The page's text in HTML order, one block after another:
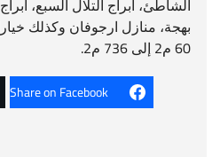
الشاطئ، أبراج التلال السبع،
بهجة، منازل ارجوفان وكذلك
60 م2 إلى 736 م2.
Share on Facebook